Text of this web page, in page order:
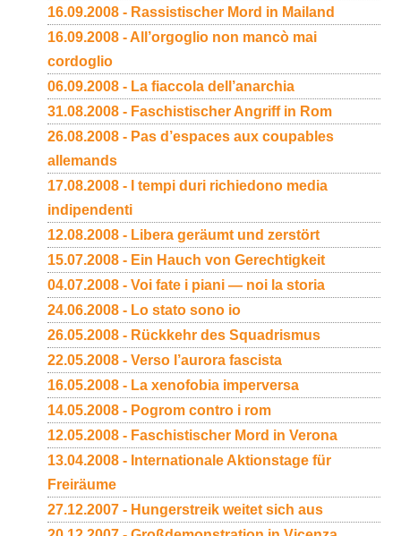
16.09.2008 - Rassistischer Mord in Mailand
16.09.2008 - All’orgoglio non mancò mai
cordoglio
06.09.2008 - La fiaccola dell’anarchia
31.08.2008 - Faschistischer Angriff in Rom
26.08.2008 - Pas d’espaces aux coupables
allemands
17.08.2008 - I tempi duri richiedono media
indipendenti
12.08.2008 - Libera geräumt und zerstört
15.07.2008 - Ein Hauch von Gerechtigkeit
04.07.2008 - Voi fate i piani — noi la storia
24.06.2008 - Lo stato sono io
26.05.2008 - Rückkehr des Squadrismus
22.05.2008 - Verso l’aurora fascista
16.05.2008 - La xenofobia imperversa
14.05.2008 - Pogrom contro i rom
12.05.2008 - Faschistischer Mord in Verona
13.04.2008 - Internationale Aktionstage für
Freiräume
27.12.2007 - Hungerstreik weitet sich aus